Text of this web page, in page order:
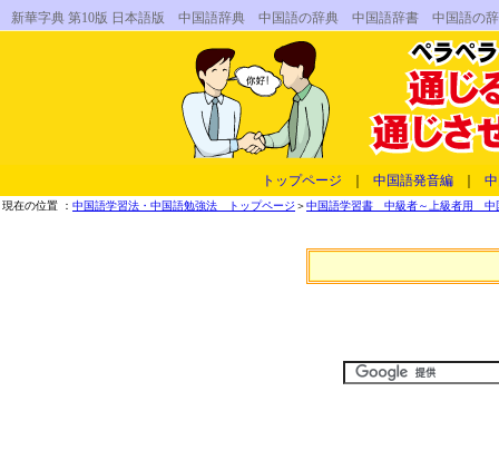
新華字典 第10版 日本語版 中国語辞典 中国語の辞典 中国語辞書 中国
トップページ 中国語発音編
現在の位置 ： 中国語学習法・中国語勉強法 トップページ ＞中国語学習書 中級者～上級者用 中